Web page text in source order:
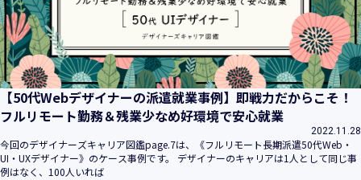
【50代Webデザイナーの派遣就業事例】即戦力だからこそ！
フルリモート勤務＆残業少なめ好環境で安心就業
2022.11.28
今回のデザイナーズキャリア図鑑page.7は、《フルリモート長期派遣50代Web・
UI・UXデザイナー》のケース事例です。 デザイナーのキャリアは1人として同じ事
例はなく、100人いれば